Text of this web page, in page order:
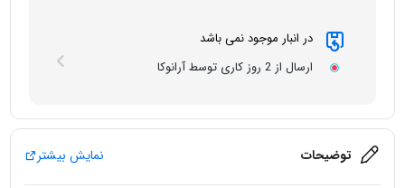
در انبار موجود نمی باشد
ارسال از 2 روز کاری توسط آرانوکا
توضیحات نمایش بیشتر